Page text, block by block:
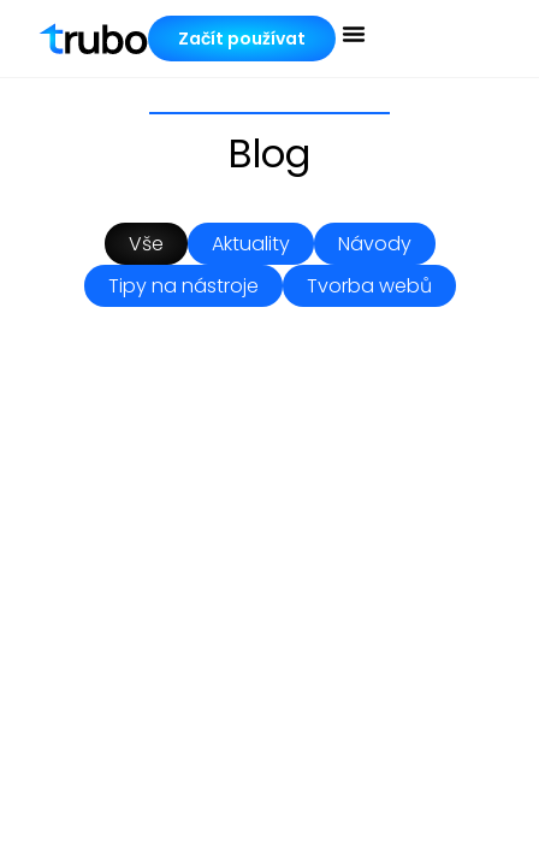
Začít používat
Blog
Aktuality
Návody
Tipy na nástroje
Tvorba webů
Vše